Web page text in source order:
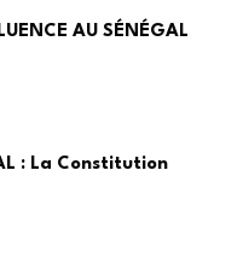
AU SÉNÉGAL
: La Constitution